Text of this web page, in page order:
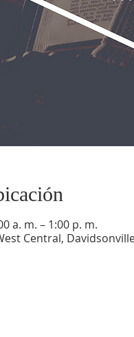
a. m. – 1:00 p. m.
Central,